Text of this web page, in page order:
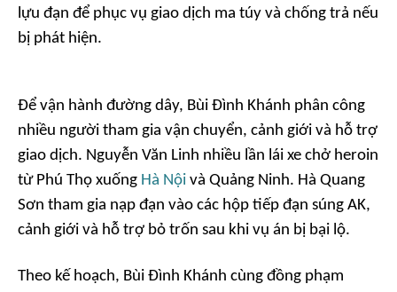
lựu đạn để phục vụ giao dịch ma túy và chống trả nếu
bị phát hiện.
Để vận hành đường dây, Bùi Đình Khánh phân công
nhiều người tham gia vận chuyển, cảnh giới và hỗ trợ
giao dịch. Nguyễn Văn Linh nhiều lần lái xe chở heroin
từ Phú Thọ xuống Hà Nội và Quảng Ninh. Hà Quang
Sơn tham gia nạp đạn vào các hộp tiếp đạn súng AK,
cảnh giới và hỗ trợ bỏ trốn sau khi vụ án bị bại lộ.
Theo kế hoạch, Bùi Đình Khánh cùng đồng phạm